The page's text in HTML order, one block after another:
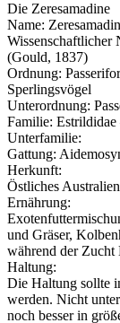
Die Zeresamadine
Name:
Wissenschaftlicher
(Gould, 1837)
Ordnung:
Sperlingsvögel
Unterordnung:
Familie:
Unterfamilie:
Gattung:
Herkunft:
Östliches Australien
Ernährung:
und Gräser,
während der Zucht
Haltung:
Die Haltung sollte
werden. Nicht
noch besser in